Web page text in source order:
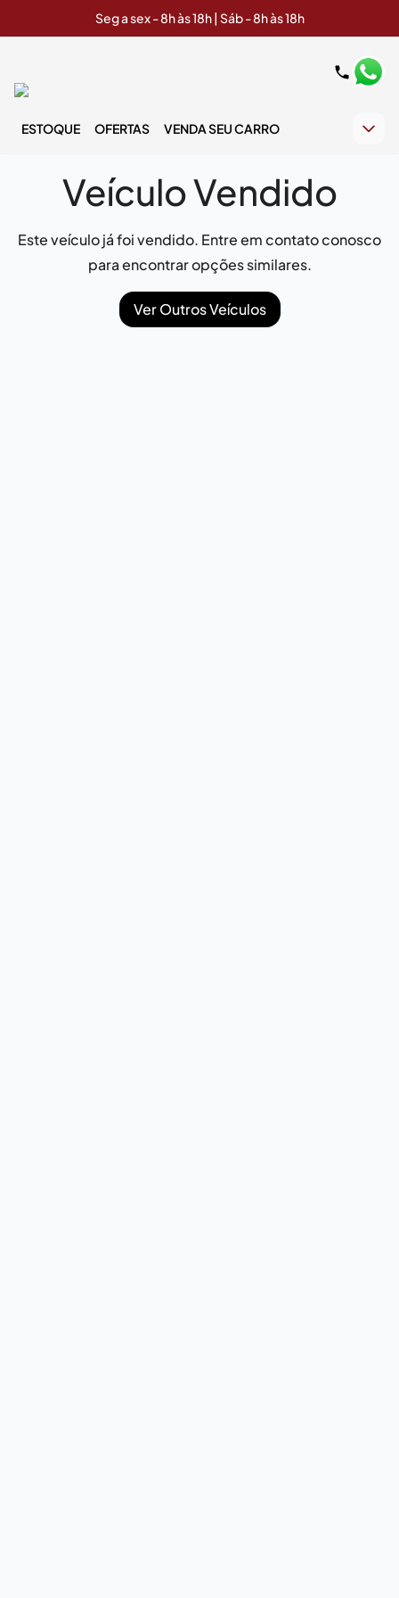
Seg a sex - 8h às 18h | Sáb - 8h às 18h
ESTOQUE OFERTAS VENDA SEU CARRO
Veículo Vendido
Este veículo já foi vendido. Entre em contato conosco
para encontrar opções similares.
Ver Outros Veículos